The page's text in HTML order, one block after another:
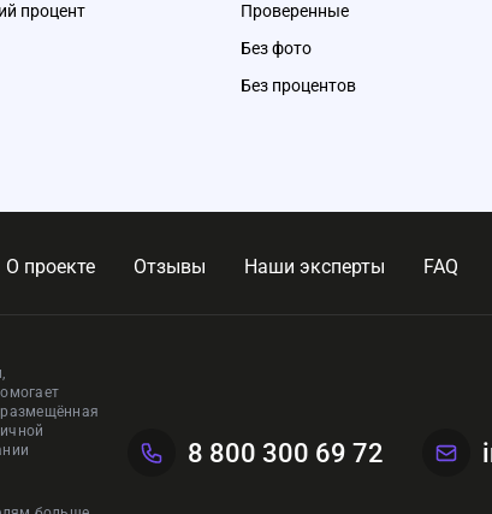
процент
Проверенные
Без фото
Без процентов
О проекте Отзывы Наши эксперты FAQ
8 800 300 69 72